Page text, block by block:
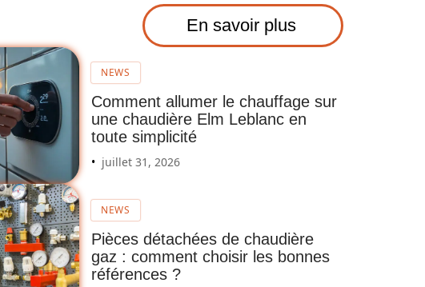
En savoir plus
NEWS
Comment allumer le chauffage sur
une chaudière Elm Leblanc en
toute simplicité
juillet 31, 2026
NEWS
Pièces détachées de chaudière
gaz : comment choisir les bonnes
références ?